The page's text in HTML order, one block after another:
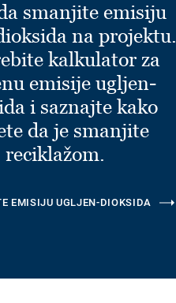
smanjite emisiju
na projektu.
kalkulator za
emisije ugljen-
i saznajte kako
da je smanjite
reciklažom.
EMISIJU UGLJEN-DIOKSIDA